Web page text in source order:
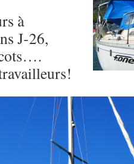
à
J-26,